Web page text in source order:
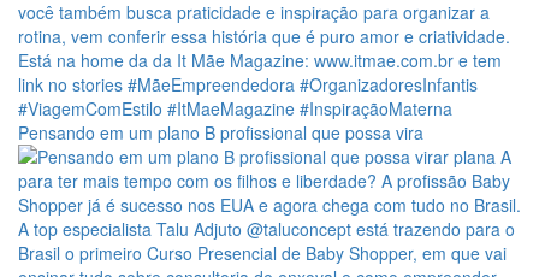
Pensando em um plano B profissional que possa vira